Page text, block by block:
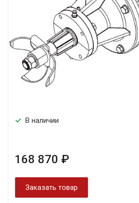
В наличии
168 870 ₽
Заказать товар